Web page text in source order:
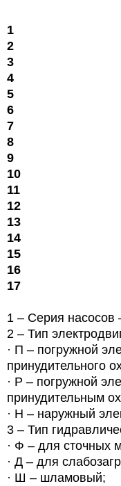
1
2
3
4
5
6
7
8
9
10
11
12
13
14
15
16
17
1 – Серия
2 – Тип
· П – погружной
принудительного
· Р – погружной
принудительным
· Н – наружный
3 – Тип
· Ф – для сточных
· Д – для
· Ш – шламовый;